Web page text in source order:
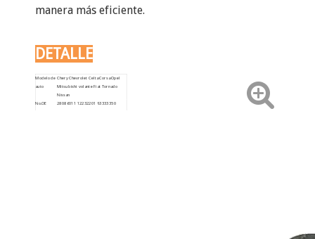
manera más eficiente.
DETALLE
Modelo de
auto
Chery Chevrolet Celta Corsa Opel
Mitsubishi volante Fiat Tornado
Nissan
No.OE
28086011 12232201 93333350